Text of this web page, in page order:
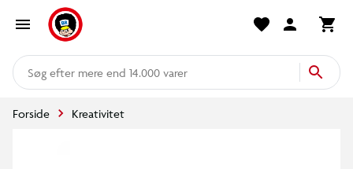
mere end 14.000 varer
Forside Kreativitet